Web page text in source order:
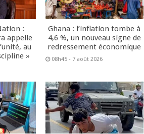
:
appelle
au
»
Ghana : l’inflation tombe à
4,6 %, un nouveau signe de
redressement économique
08h45 - 7 août 2026